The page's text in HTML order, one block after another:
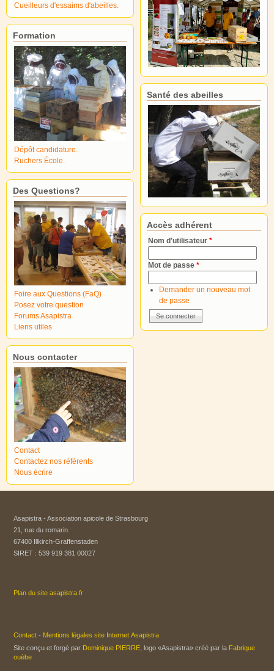
Cueilleurs d'essaims d'abeilles.
Formation
Dépôt candidature.
Ruchers École.
Des Questions?
Foire aux Questions (FaQ)
Posez votre question
Forums Asapistra
Liens utiles
Nous contacter
Contact
Contactez nos référents
Nous écrire
Santé des abeilles
Accès adhérent
Nom d'utilisateur *
Mot de passe *
Demander un nouveau mot
de passe
Asapistra - Association apicole de Strasbourg​
21, rue du romarin.
67400 Illkirch-Graffenstaden
SIRET : 539 919 381 00027
Plan du site asapistra.fr
Contact - Mentions légales site Internet Asapistra
Site conçu et forgé par Dominique PIERRE , logo «Asapistra» créé par la Fabrique
ouèbe